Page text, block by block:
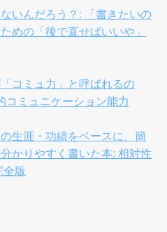
いんだろう？: 「書きたいの
めの「後で直せばいいや」
コミュ力」と呼ばれるの
コミュニケーション能力
生涯・功績をベースに、簡
かりやすく書いた本: 相対性
版